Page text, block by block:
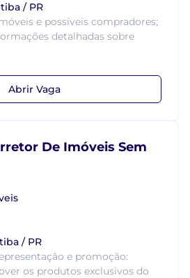
/ PR
e possíveis compradores;
detalhadas sobre
Abrir Vaga
De Imóveis Sem
/ PR
e promoção:
os produtos exclusivos do